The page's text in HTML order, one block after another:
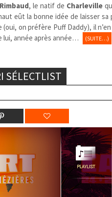
Rimbaud, le natif de Charleville
eût la bonne idée de laisser sa
on préfère Puff Daddy), il
lui, année après année…
(SUITE…)
SÉLECTLIST